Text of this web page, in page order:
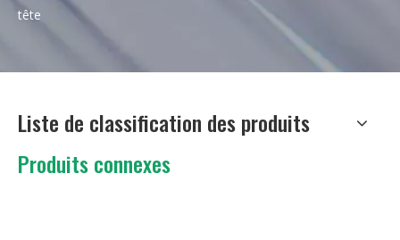
tête
Liste de classification des produits
Produits connexes